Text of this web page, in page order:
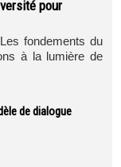
pour
fondements du
à la lumière de
de dialogue